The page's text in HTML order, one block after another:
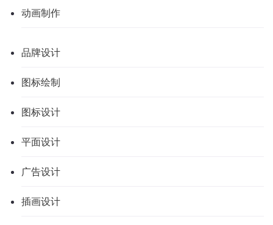
动画制作
品牌设计
图标绘制
图标设计
平面设计
广告设计
插画设计